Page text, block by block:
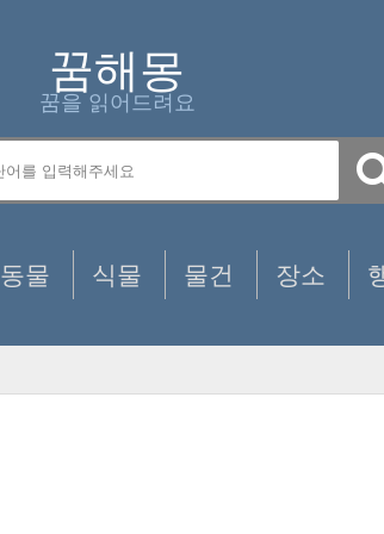
꿈해몽
꿈을 읽어드려요
동물 식물 물건 장소